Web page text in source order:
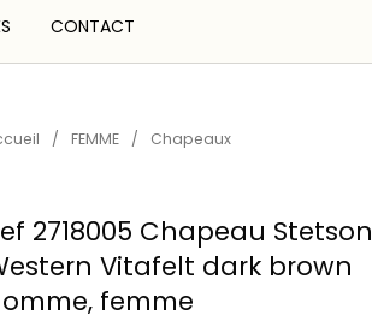
CONTACT
/ FEMME / Chapeaux
2718005 Chapeau Stetson
Vitafelt dark brown
femme